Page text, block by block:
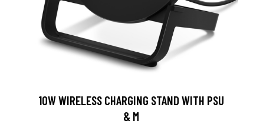
10W WIRELESS CHARGING STAND WITH PSU
& M